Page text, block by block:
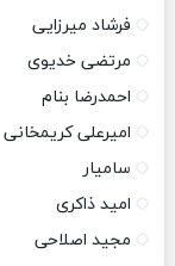
فرشاد میرزایی
مرتضی خدیوی
احمدرضا بنام
امیرعلی کریمخانی
سامیار
امید ذاکری
مجید اصلاحی